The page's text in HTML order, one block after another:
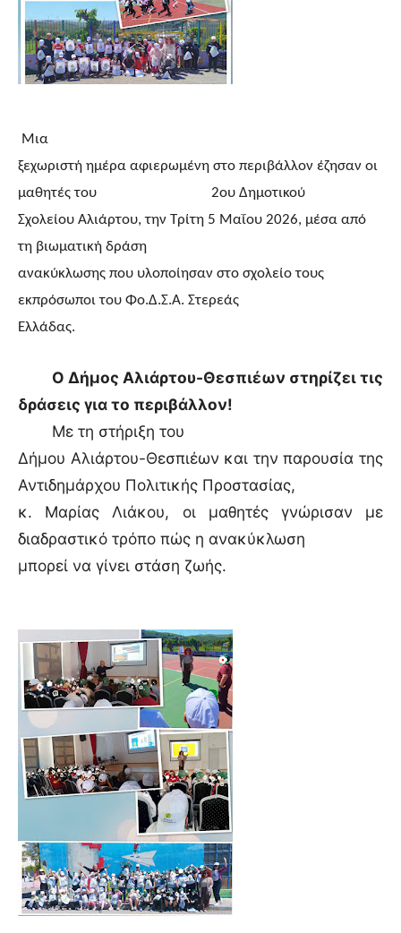
Μια
ξεχωριστή ημέρα αφιερωμένη στο περιβάλλον έζησαν οι
μαθητές του 2ου Δημοτικού
Σχολείου Αλιάρτου, την Τρίτη 5 Μαΐου 2026, μέσα από
τη βιωματική δράση
ανακύκλωσης που υλοποίησαν στο σχολείο τους
εκπρόσωποι του Φο.Δ.Σ.Α. Στερεάς
Ελλάδας.
Ο Δήμος Αλιάρτου-Θεσπιέων στηρίζει τις
δράσεις για το περιβάλλον!
Με τη στήριξη του
Δήμου Αλιάρτου-Θεσπιέων και την παρουσία της
Αντιδημάρχου Πολιτικής Προστασίας,
κ. Μαρίας Λιάκου, οι μαθητές γνώρισαν με
διαδραστικό τρόπο πώς η ανακύκλωση
μπορεί να γίνει στάση ζωής.